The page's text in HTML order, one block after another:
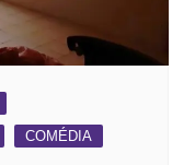
COMÉDIA